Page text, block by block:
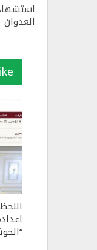
العدوان